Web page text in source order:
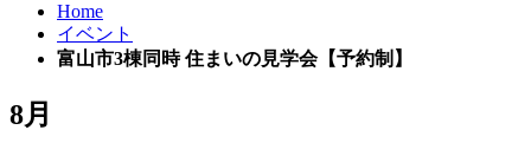
Home
イベント
富山市3棟同時 住まいの見学会【予約制】
8月